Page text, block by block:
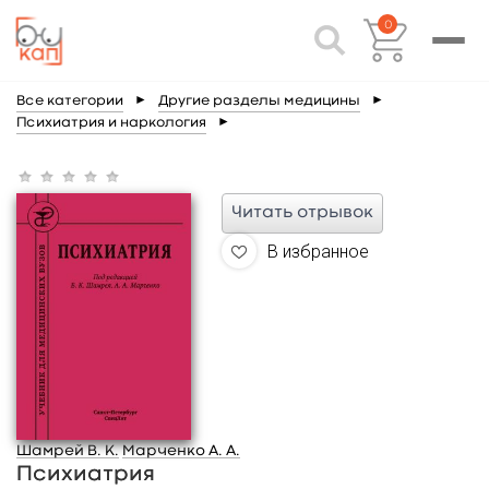
0
Все категории ► Другие разделы медицины ►
Психиатрия и наркология ►
Читать отрывок
В избранное
Шамрей В. К. Марченко А. А.
Психиатрия